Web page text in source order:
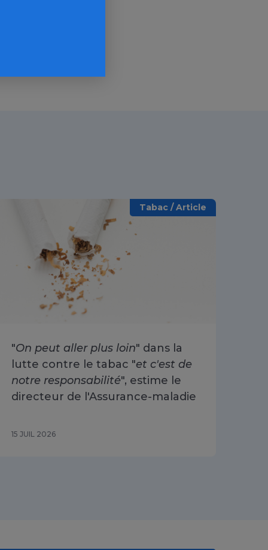
Tabac / Article
"On peut aller plus loin" dans la
lutte contre le tabac "et c'est de
notre responsabilité", estime le
directeur de l'Assurance-maladie
15 JUIL 2026